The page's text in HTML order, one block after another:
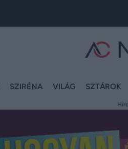
SZIRÉNA VILÁG SZTÁROK